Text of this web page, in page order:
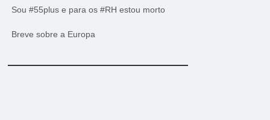
Sou #55plus e para os #RH estou morto
Breve sobre a Europa